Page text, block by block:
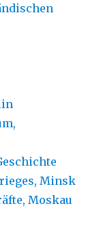
Minsk
Moskau